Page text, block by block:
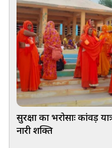
सुरक्षा का भरोसाः कांवड़
नारी शक्ति